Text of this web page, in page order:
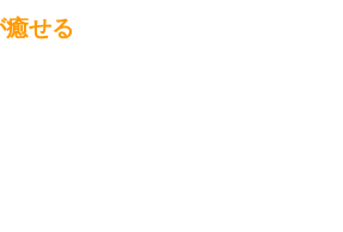
せる